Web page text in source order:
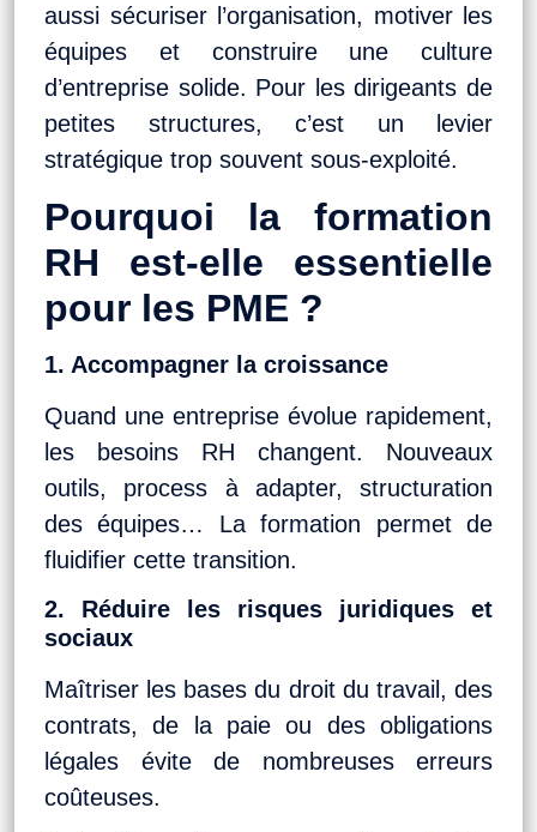
aussi sécuriser l’organisation, motiver les
équipes et construire une culture
d’entreprise solide. Pour les dirigeants de
petites structures, c’est un levier
stratégique trop souvent sous-exploité.
Pourquoi la formation
RH est-elle essentielle
pour les PME ?
1. Accompagner la croissance
Quand une entreprise évolue rapidement,
les besoins RH changent. Nouveaux
outils, process à adapter, structuration
des équipes… La formation permet de
fluidifier cette transition.
2. Réduire les risques juridiques et
sociaux
Maîtriser les bases du droit du travail, des
contrats, de la paie ou des obligations
légales évite de nombreuses erreurs
coûteuses.